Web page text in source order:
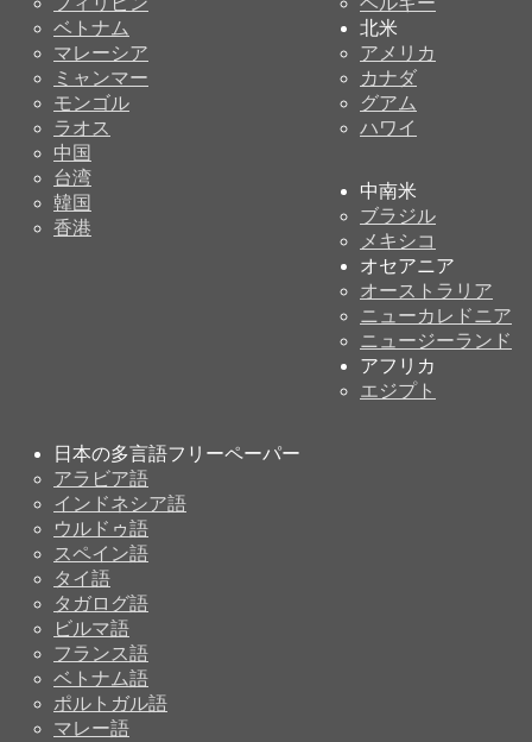
ベトナム
マレーシア
ミャンマー
モンゴル
ラオス
中国
台湾
韓国
香港
北米
アメリカ
カナダ
グアム
ハワイ
中南米
ブラジル
メキシコ
オセアニア
オーストラリア
ニューカレドニア
ニュージーランド
アフリカ
エジプト
日本の多言語フリーペーパー
アラビア語
インドネシア語
ウルドゥ語
スペイン語
タイ語
タガログ語
ビルマ語
フランス語
ベトナム語
ポルトガル語
マレー語